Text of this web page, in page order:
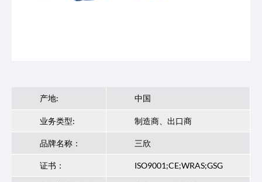
产地: 中国
业务类型: 制造商、出口商
品牌名称： 三欣
证书： ISO9001;CE;WRAS;GSG